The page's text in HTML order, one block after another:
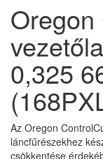
0,325
Az Oregon
láncfűrészekhez
csökkentése